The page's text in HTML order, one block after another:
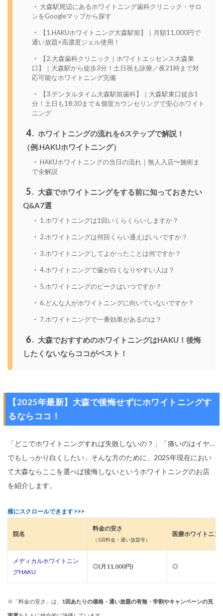
大森駅周辺にあるホワイトニング歯科クリニック・サロ
ンをGoogleマップから探す
【1.HAKUホワイトニング大森駅前】｜月額11,000円で
通い放題×高濃度ジェル使用！
【2.大森歯科クリニック｜ホワイトエッセンス大森東
口】｜大森駅から徒歩3分！土日祝も診療／夜21時まで対
応可能なホワイトニング完備
【3.デンタルタイム大森駅前歯科】｜大森駅東口徒歩1
分！土日も18:30まで＆個室カウンセリングで安心ホワイト
ニング
4
ホワイトニングの流れを6ステップで解説！
（例.HAKUホワイトニング）
HAKUホワイトニングの当日の流れ｜無人入店〜施術ま
で全解説
5
大森でホワイトニングをする前に知っておきたい
Q&A7選
1.ホワイトニングは1回いくらくらいしますか？
2.ホワイトニングは何回くらい通えばいいですか？
3.ホワイトニングしてよかったことは何ですか？
4.ホワイトニングで歯が白くなりやすい人は？
5.ホワイトニングのピークはいつですか？
6.どんな人がホワイトニングに向いていないですか？
7.ホワイトニングで一番効果があるのは？
6
大森でおすすめのホワイトニングはHAKU！後悔
したくないならココがベスト！
【2025年最新】大森で後悔せずにホワイトニングす
るならココ！
「どこでホワイトニングすれば失敗しないの？」「痛いのはイヤ…
でもしっかり白くしたい」そんな方のために、2025年現在におい
て大森ならここを選べば後悔しないというホワイトニングのお店
を紹介します。
院名
料金の安さ
（1回料金・通い放題等）
医療ホワイトニン
メディカルホワイトニン
グHAKU
◎(月11,000円) ◎
※「料金の安さ」は、 1回あたりの価格・通い放題の有無・学割やキャンペーンの充